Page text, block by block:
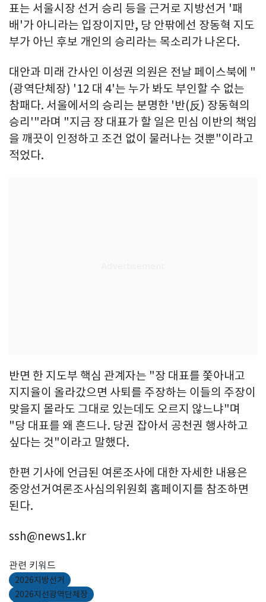
표는 서울시장 선거 승리 등을 근거로 지방선거 '패
배'가 아니라는 입장이지만, 당 안팎에선 장동혁 지도
부가 아닌 후보 개인의 승리라는 목소리가 나온다.
대안과 미래 간사인 이성권 의원은 전날 페이스북에 "
(광역단체장) '12 대 4'는 누가 봐도 부인할 수 없는
참패다. 서울에서의 승리는 분명한 '반(反) 장동혁의
승리'"라며 "지금 장 대표가 할 일은 민심 이반의 책임
을 깨끗이 인정하고 조건 없이 물러나는 것뿐"이라고
적었다.
반면 한 지도부 핵심 관계자는 "장 대표를 쫓아내고
지지율이 올라갔으면 사퇴를 주장하는 이들의 주장이
맞을지 몰라도 그대로 있는데도 오르지 않느냐"며
"당 대표를 왜 흔드나. 당권 잡아서 공천권 행사하고
싶다는 것"이라고 말했다.
한편 기사에 언급된 여론조사에 대한 자세한 내용은
중앙선거여론조사심의위원회 홈페이지를 참조하면
된다.
ssh@news1.kr
관련 키워드
2026지방선거
2026지선광역단체장